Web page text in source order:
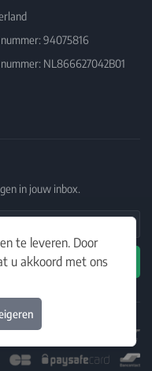
te leveren. Door
u akkoord met ons
nummer: 94075816
NL866627042B01
in jouw inbox.